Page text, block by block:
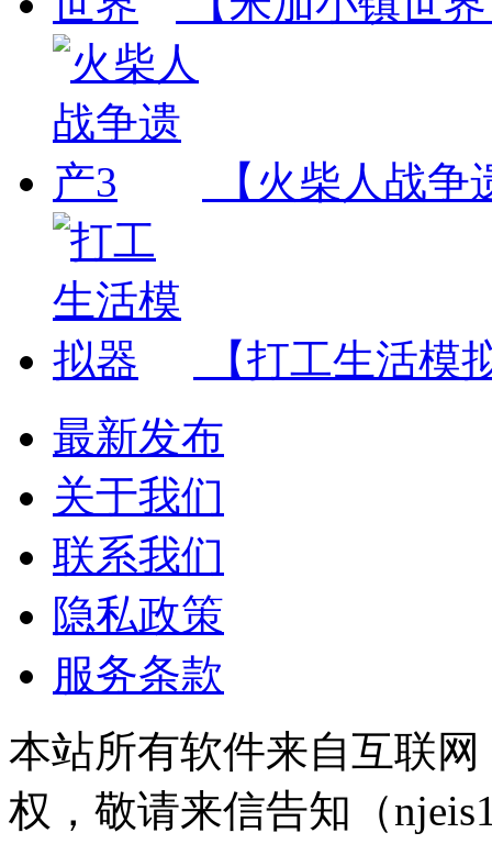
【火柴人战争
【打工生活模
最新发布
关于我们
联系我们
隐私政策
服务条款
本站所有软件来自互联
权，敬请来信告知（